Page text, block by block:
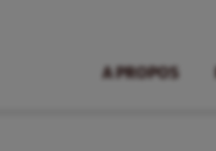
A PROPOS